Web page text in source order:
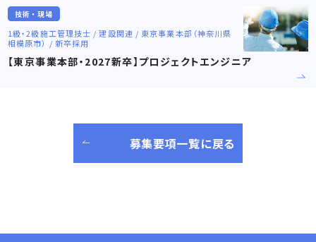
技術・現場
1級・2級施工管理技士 / 建設関連 / 東京事業本部（神奈川県
相模原市） / 新卒採用
【東京事業本部・2027新卒】プロジェクトエンジニア
募集要項一覧に戻る